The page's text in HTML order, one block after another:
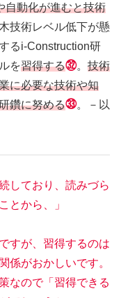
自動化が進むと技術
技術レベル低下が懸
るi-Construction研
を習得する㉜。 技術
に必要な技術や知
鑽に努める㉝。－以
しており、読みづら
とから、」
すが、習得するのは
係がおかしいです。
なので「習得できる